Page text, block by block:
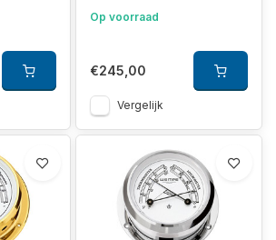
Op voorraad
€245,00
Vergelijk